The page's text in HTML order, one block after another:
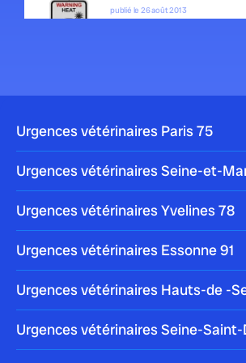
publié le 26 août 2013
publié le 26 août 2013
La paralysie
Un animal brutalement paralysé est une
majeure. Mais il convient de différencier
[…]
Urgences vétérinaires Paris75
Urgences vétérinaires Seine-et-
Urgences vétérinaires Yvelines78
Urgences vétérinaires Essonne91
Urgences vétérinaires Hauts-de -
Urgences vétérinaires Seine-Saint-